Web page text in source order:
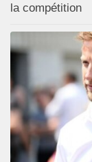
la compétition